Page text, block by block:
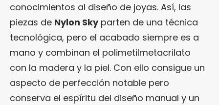
conocimientos al diseño de joyas. Así, las
piezas de Nylon Skyparten de una técnica
tecnológica, pero el acabado siempre es a
mano y combinan el polimetilmetacrilato
con la madera y la piel. Con ello consigue un
aspecto de perfección notable pero
conserva el espíritu del diseño manual y un